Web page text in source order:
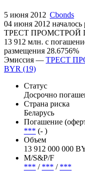
5 июня 2012 Cbonds
04 июня 2012
ТРЕСТ ПРОМСТРОЙ
13 912 млн. с
размещения 28.6756%
Эмиссия — ТРЕСТ
BYR (19)
Статус
Досрочно
Страна риска
Беларусь
Погашение
*** (- )
Объем
13 912 000 000
М/S&P/F
*** / *** / ***